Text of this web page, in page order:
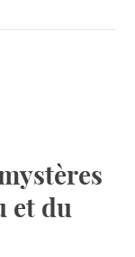
et du